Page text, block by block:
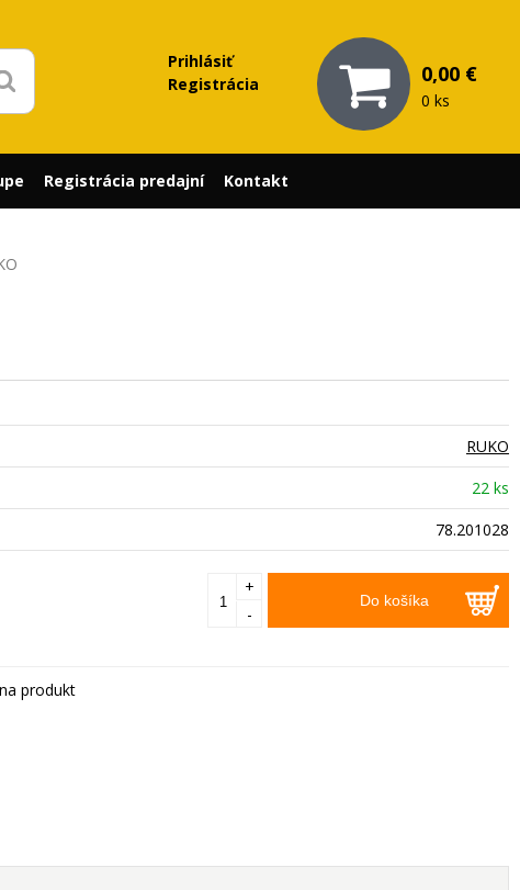
Prihlásiť
Registrácia
0,00 €
0 ks
RUKO
22 ks
78.201028
Do košíka
+
-
produkt
Registrácia predajní Kontakt